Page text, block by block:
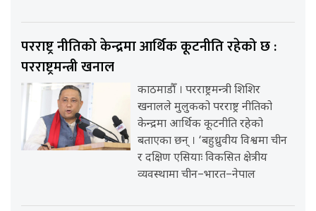
परराष्ट्र नीतिको केन्द्रमा आर्थिक कूटनीति रहेको छ :
परराष्ट्रमन्त्री खनाल
काठमाडौँ । परराष्ट्रमन्त्री शिशिर
खनालले मुलुकको परराष्ट्र नीतिको
केन्द्रमा आर्थिक कूटनीति रहेको
बताएका छन् । ‘बहुध्रुवीय विश्वमा चीन
र दक्षिण एसियाः विकसित क्षेत्रीय
व्यवस्थामा चीन–भारत–नेपाल